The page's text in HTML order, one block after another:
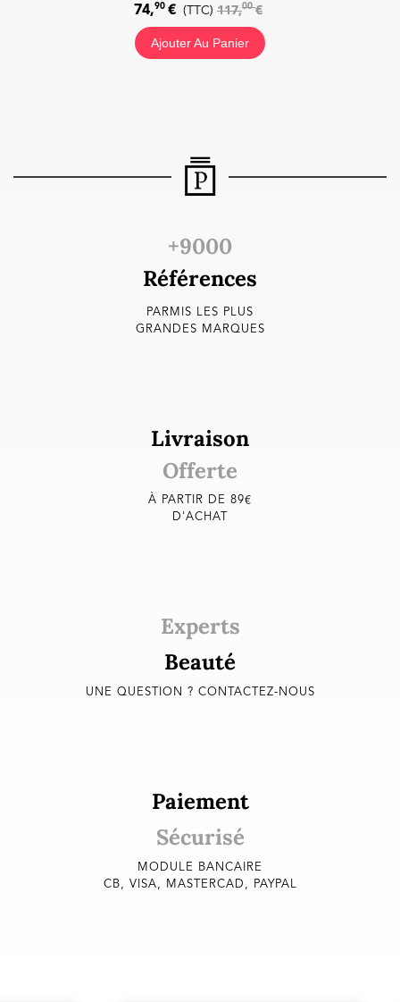
74,90 € (TTC) 117,00€
Ajouter Au Panier
+9000
Références
PARMIS LES PLUS
GRANDES MARQUES
Livraison
Offerte
À PARTIR DE 89€
D'ACHAT
Experts
Beauté
UNE QUESTION ? CONTACTEZ-NOUS
Paiement
Sécurisé
MODULE BANCAIRE
CB, VISA, MASTERCAD, PAYPAL